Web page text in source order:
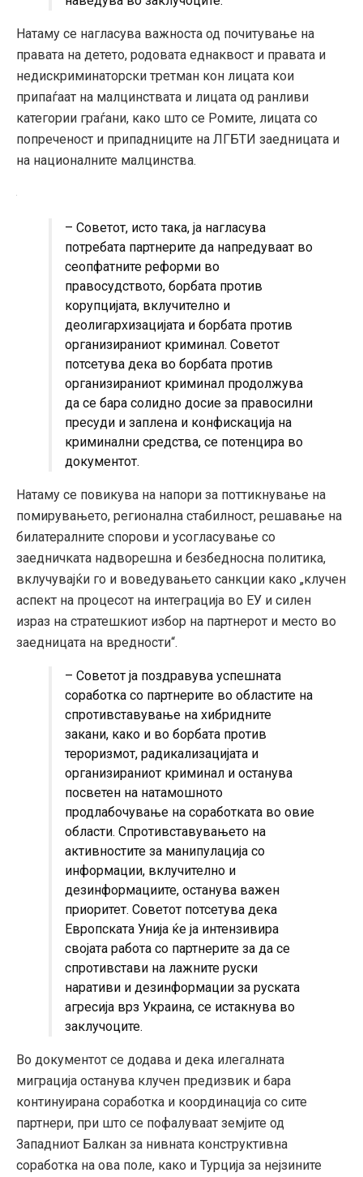
Натаму се нагласува важноста од почитување на
правата на детето, родовата еднаквост и правата и
недискриминаторски третман кон лицата кои
припаѓаат на малцинствата и лицата од ранливи
категории граѓани, како што се Ромите, лицата со
попреченост и припадниците на ЛГБТИ заедницата и
на националните малцинства.
– Советот, исто така, ја нагласува
потребата партнерите да напредуваат во
сеопфатните реформи во
правосудството, борбата против
корупцијата, вклучително и
деолигархизацијата и борбата против
организираниот криминал. Советот
потсетува дека во борбата против
организираниот криминал продолжува
да се бара солидно досие за правосилни
пресуди и заплена и конфискација на
криминални средства, се потенцира во
документот.
Натаму се повикува на напори за поттикнување на
помирувањето, регионална стабилност, решавање на
билатералните спорови и усогласување со
заедничката надворешна и безбедносна политика,
вклучувајќи го и воведувањето санкции како „клучен
аспект на процесот на интеграција во ЕУ и силен
израз на стратешкиот избор на партнерот и место во
заедницата на вредности“.
– Советот ја поздравува успешната
соработка со партнерите во областите на
спротивставување на хибридните
закани, како и во борбата против
тероризмот, радикализацијата и
организираниот криминал и останува
посветен на натамошното
продлабочување на соработката во овие
области. Спротивставувањето на
активностите за манипулација со
информации, вклучително и
дезинформациите, останува важен
приоритет. Советот потсетува дека
Европската Унија ќе ја интензивира
својата работа со партнерите за да се
спротивстави на лажните руски
наративи и дезинформации за руската
агресија врз Украина, се истакнува во
заклучоците.
Во документот се додава и дека илегалната
миграција останува клучен предизвик и бара
континуирана соработка и координација со сите
партнери, при што се пофалуваат земјите од
Западниот Балкан за нивната конструктивна
соработка на ова поле, како и Турција за нејзините